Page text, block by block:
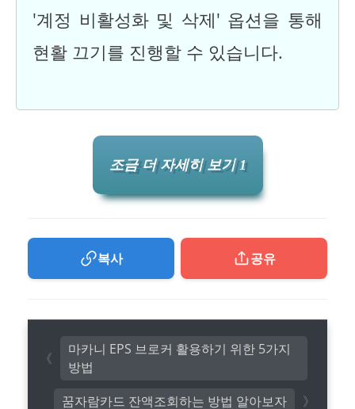
'계정 비활성화 및 삭제' 옵션을 통해
현활 끄기를 진행할 수 있습니다.
조금 더 자세히 보기 1
복사 공유
꿈자람카드 잔액조회하는 방법 알아보자
마카니 EPS 브로커 활용하기 위한 5가지
방법